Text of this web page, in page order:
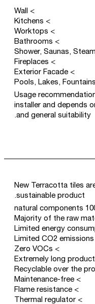
> Wall
> Kitchens
> Worktops
> Bathrooms
> Fireplaces
> Exterior Facade
Usage
installer and depends
and general suitability.
New Terracotta tiles
sustainable product.
> Zero VOCs
> Maintenance-free
> Flame resistance
> Thermal regulator